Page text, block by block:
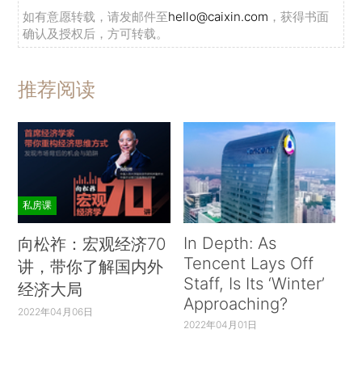
如有意愿转载，请发邮件至hello@caixin.com ，获得书面
确认及授权后，方可转载。
推荐阅读
私房课
向松祚：宏观经济70
讲，带你了解国内外
经济大局
2022年04月06日
In Depth: As
Tencent Lays Off
Staff, Is Its ‘Winter’
Approaching?
2022年04月01日